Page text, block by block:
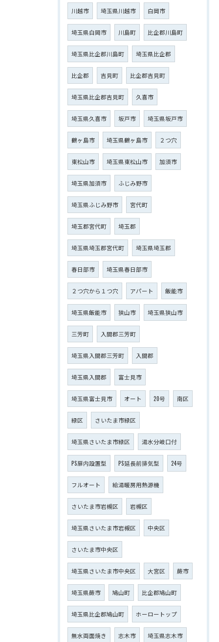
川越市 埼玉県川越市 白岡市
埼玉県白岡市 川島町 比企郡川島町
埼玉県比企郡川島町 埼玉県比企郡
比企郡 吉見町 比企郡吉見町
埼玉県比企郡吉見町 久喜市
埼玉県久喜市 坂戸市 埼玉県坂戸市
鶴ヶ島市 埼玉県鶴ヶ島市 ２つ穴
東松山市 埼玉県東松山市 加須市
埼玉県加須市 ふじみ野市
埼玉県ふじみ野市 宮代町
埼玉郡宮代町 埼玉郡
埼玉県埼玉郡宮代町 埼玉県埼玉郡
春日部市 埼玉県春日部市
２つ穴から１つ穴 アパート 飯能市
埼玉県飯能市 狭山市 埼玉県狭山市
三芳町 入間郡三芳町
埼玉県入間郡三芳町 入間郡
埼玉県入間郡 富士見市
埼玉県富士見市 オート 20号 南区
緑区 さいたま市緑区
埼玉県さいたま市緑区 湯水分岐口付
PS扉内設置型 PS延長前排気型 24号
フルオート 給湯暖房用熱源機
さいたま市岩槻区 岩槻区
埼玉県さいたま市岩槻区 中央区
さいたま市中央区
埼玉県さいたま市中央区 大宮区 蕨市
埼玉県蕨市 鳩山町 比企郡鳩山町
埼玉県比企郡鳩山町 ホーロートップ
無水両面焼き 志木市 埼玉県志木市